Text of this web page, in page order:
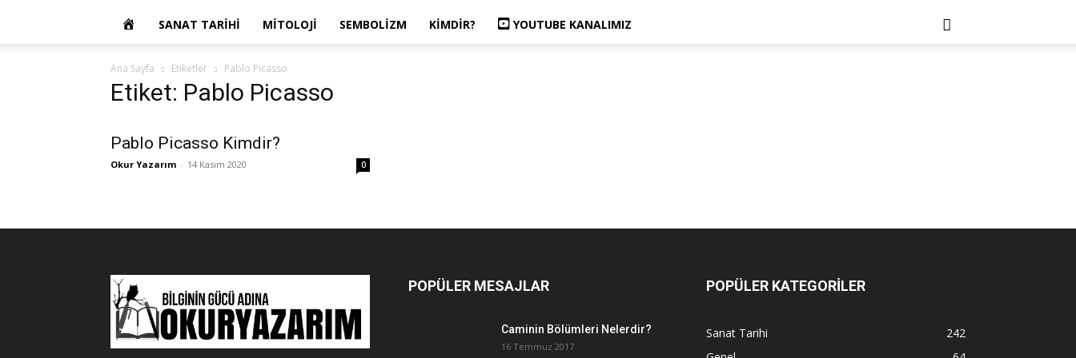
OKUR
YAZARIM
SANAT TARIHI MITOLOJI SEMBOLIZM KIMDIR? YOUTUBE KANALIMIZ
Ana Sayfa Etiketler Pablo Picasso
Etiket: Pablo Picasso
Pablo Picasso Kimdir?
Okur Yazarım - 14 Kasım 2020 0
POPÜLER MESAJLAR
Caminin Bölümleri Nelerdir?
16 Temmuz 2017
POPÜLER KATEGORİLER
Sanat Tarihi
242